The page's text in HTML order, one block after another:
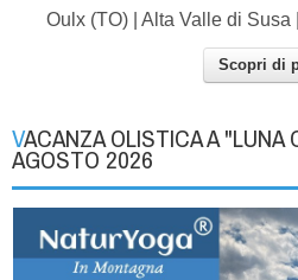
Oulx (TO) | Alta Valle di
Scopri di
VACANZA OLISTICA A "LUNA CRESCENTE" | 17-23
AGOSTO 2026